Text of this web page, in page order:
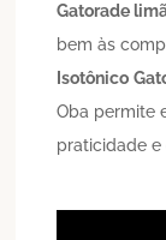
Gatorade
bem às
Isotônico
Oba permite
praticidade e